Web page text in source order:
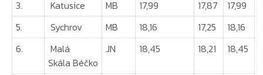
3. Katusice MB 17,99 17,87
17,99
5.
Sychrov MB 18,16 17,25
18,16
6.
Malá
Skála Béčko
JN 18,45 18,21 18,45